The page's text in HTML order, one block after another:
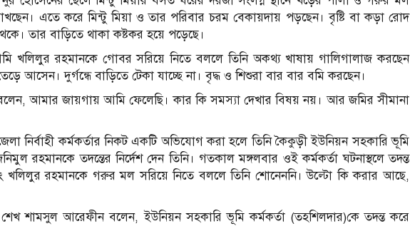
এতে করে মিন্টু মিয়া ও তার পরিবার চরম বেকায়দায় পড়ছেন। বৃষ্টি বা কড়া রোদ
তার বাড়িতে থাকা কষ্টকর হয়ে পড়েছে।
খলিলুর রহমানকে গোবর সরিয়ে নিতে বললে তিনি অকথ্য খাষায় গালিগালাজ করছেন
আসেন। দুর্গন্ধে বাড়িতে টেকা যাচ্ছে না। বৃদ্ধ ও শিশুরা বার বার বমি করছেন।
আমার জায়গায় আমি ফেলেছি। কার কি সমস্যা দেখার বিষয় নয়। আর জমির সীমানা
নির্বাহী কর্মকর্তার নিকট একটি অভিযোগ করা হলে তিনি কৈকুড়ী ইউনিয়ন সহকারি ভূমি
রহমানকে তদন্তের নির্দেশ দেন তিনি। গতকাল মঙ্গলবার ওই কর্মকর্তা ঘটনাস্থলে তদন্ত
রহমানকে গরুর মল সরিয়ে নিতে বললে তিনি শোনেননি। উল্টো কি করার আছে,
শেখ শামসুল আরেফীন বলেন, ইউনিয়ন সহকারি ভূমি কর্মকর্তা (তহশিলদার)কে তদন্ত করে